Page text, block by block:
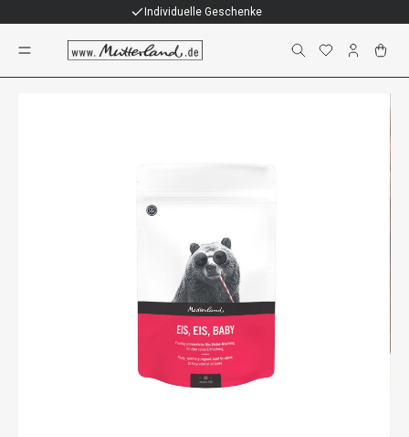
Individuelle Geschenke